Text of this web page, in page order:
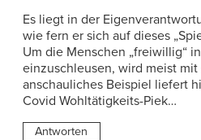
Es liegt in der
wie fern er sich auf dieses
Um die Menschen „freiwillig“
einzuschleusen, wird meist
anschauliches Beispiel liefert
Covid Wohltätigkeits-Piek…
Antworten